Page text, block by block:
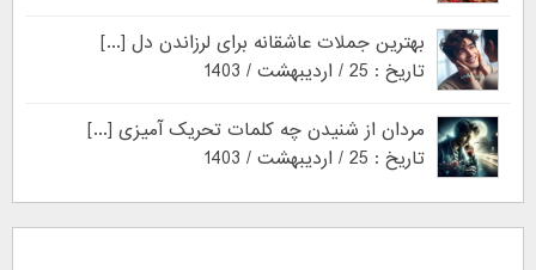
بهترین جملات عاشقانه برای لرزاندن دل [...]
تاریخ : 25 / اردیبهشت / 1403
مردان از شنیدن چه کلمات تحریک آمیزی [...]
تاریخ : 25 / اردیبهشت / 1403